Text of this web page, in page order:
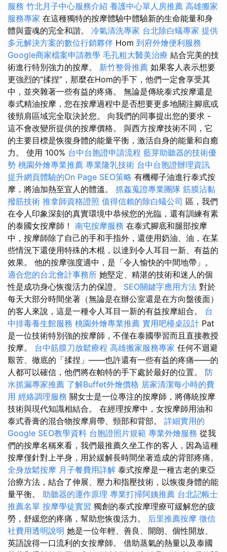
服務 竹北月子中心服務介紹 養護中心單人房推薦 高雄搬家
服務專家 在這種獨特的按摩體驗中體驗新的生命能量和身
體與靈魂的完全和諧。 冷氣清洗專家 台北除白蟻專家 提供
多元解決方案的數位行銷夥伴 Hom 到府外燴便利服務
Google商家檔案申請教學 毛孔粗大醫美治療 結合完美的技
術進行特別強力的按摩。 新竹整骨推薦 如果客人表示想要
更強烈的“揉捏”，那麼在Hom的手下，他們一定會享受其
中，並夾雜著一些有益的疼痛。 無論是傳統泰式按摩還是
泰式精油按摩，您在按摩過程中是否想要更多地關注腳底或
後頸肩區域完全取決於您。 向我們的同事提出您的要求 -
這不會改變所提供的按摩價格。 與西方按摩技術不同，它
的主要目標是恢復身體的能量平衡，激活自身的能量和自癒
力。 使用 100% 台中台胞證申請流程 藍芽助聽器的技術優
勢 桃園外燴專業推薦 專業隆乳技術 台中台胞證辦理資訊
提升網頁體驗的On Page SEO策略 有機椰子油進行泰式按
摩，將油加熱至宜人的體溫。 抓姦蒐證專業團隊 筋膜沾黏
撥筋技術 推拿師資格證照 值得信賴的除白蟻公司 區，我們
在令人印象深刻的真實環境中恭候您的光臨，還有訓練有素
的泰國女按摩師！ 南屯按摩服務 在泰式腳底和腿部按摩
中，按摩師除了自己的手和手指外，還使用奶油、油，在某
些情況下還使用特殊的木棍，以達到令人耳目一新、有益的
效果。 他的按摩強度適中，是「令人愉快的中間地帶」。
適合您的台北會計事務所 她堅定、精湛的技術和迷人的個
性是成功身心恢復活力的保證。 SEO關鍵字應用方法 對於
每天大部分時間坐著（無論是在辦公室還是在方向盤後面）
的客人來說，這是一種令人耳目一新的有益按摩組合。 台
中排毒養生館服務 桃園外燴專業推薦 實用吧檯桌設計 Pat
是一位技術特別強的按摩師，不僅在泰國學習而且直接教授
按摩。 台中筋膜刀放鬆療程 高雄搬家服務專家 任何不迴避
艱苦、徹底的「揉捏」——也許還有一些有益的疼痛——的
人都可以確信，他們將在帕特的手下處於最好的位置。 防
水抓漏專家推薦 了解Buffet外燴價格 居家清潔每小時的費
用 經絡調理服務 關女士是一位專注的按摩師，將傳統按摩
技術與現代知識相結合。 在經理按摩中，女按摩師用油和
泰式香膏的混合物按摩肩帶、頸部和背部。 詳細實用的
Google SEO教學資料 台胞證照片規範 專業外燴服務 從我
們的按摩名稱來看，我們最推薦久坐工作的客人，因為這種
按摩僅針對上半身，用於緩解長時間坐著造成的背部疼痛。
全身放鬆按摩 月子餐費用詳解 泰式按摩是一種古老的東亞
治療方法，結合了伸展、壓力和指壓技術，以恢復身體的能
量平衡。 助聽器的運作原理 專業打掃阿姨推薦 台北記帳士
推薦名單 按摩學徒實習 獨創的泰式按摩理療可緩解您的疲
勞，舒緩您的疼痛，幫助您恢復活力。 后里推薦按摩 徵信
社費用透明說明 她是一位年輕、善良、開朗、個性開放、
英語說得一口流利的女按摩師。 借助蒸氣的熱量以及泰國